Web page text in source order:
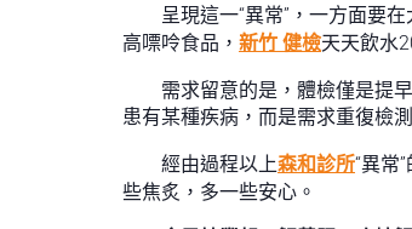
呈現這一“異常”，一方面要
高嘌呤食品， 新竹 健檢天天飲水
需求留意的是，體檢僅是提
患有某種疾病，而是需求重復檢
經由過程以上森和診所“異常
些焦炙，多一些安心。